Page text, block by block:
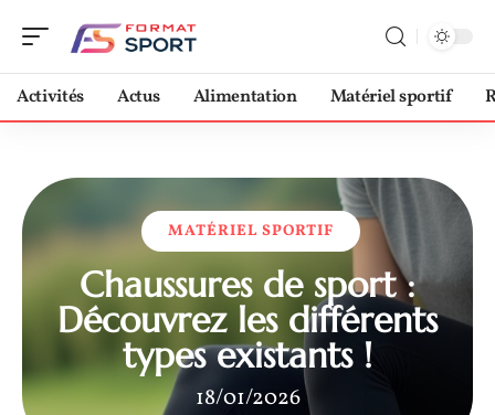
Activités Actus Alimentation Matériel sportif
MATÉRIEL SPORTIF
Chaussures de sport :
Découvrez les différents
types existants !
18/01/2026